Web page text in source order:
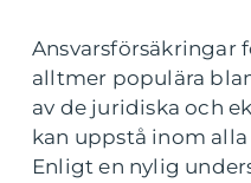
Ansvarsförsäkringar
alltmer populära
av de juridiska och
kan uppstå inom
Enligt en nylig